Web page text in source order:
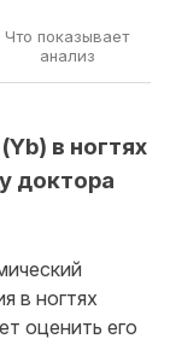
Что показывает
анализ
в ногтях
доктора
в ногтях
оценить его